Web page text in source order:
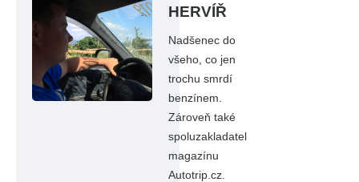
HERVÍŘ
Nadšenec do
všeho, co jen
trochu smrdí
benzínem.
Zároveň také
spoluzakladatel
magazínu
Autotrip.cz.